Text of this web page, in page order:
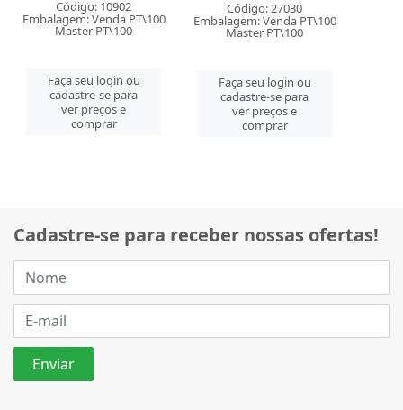
Código: 10902
Embalagem: Venda PT\100
Master PT\100
Faça seu login ou
cadastre-se para
ver preços e
comprar
Código: 27030
Embalagem: Venda PT\100
Master PT\100
Faça seu login ou
cadastre-se para
ver preços e
comprar
Cadastre-se para receber nossas ofertas!